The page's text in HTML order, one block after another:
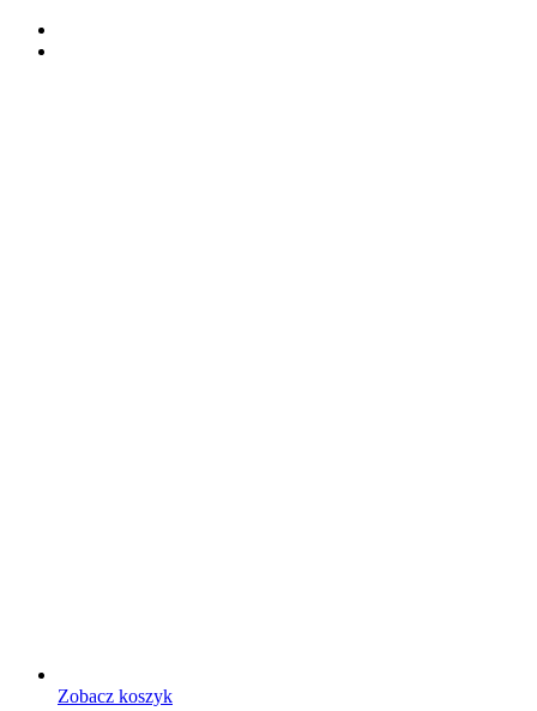
Zobacz koszyk